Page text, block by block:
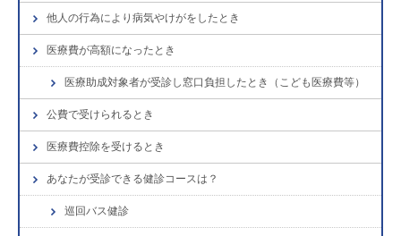
他人の行為により病気やけがをしたとき
医療費が高額になったとき
医療助成対象者が受診し窓口負担したとき（こども医療費等）
公費で受けられるとき
医療費控除を受けるとき
あなたが受診できる健診コースは？
巡回バス健診